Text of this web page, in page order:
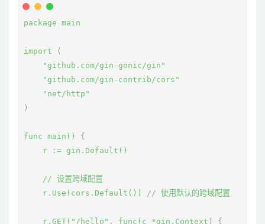
package main
import (
    "github.com/gin-gonic/gin"
    "github.com/gin-contrib/cors"
    "net/http"
)
func main() {
    r := gin.Default()
    // 设置跨域配置
    r.Use(cors.Default()) // 使用默认的跨域配置
    r.GET("/hello", func(c *gin.Context) {